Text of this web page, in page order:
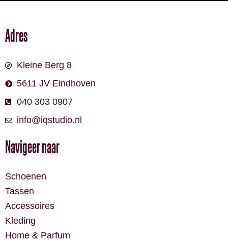
Adres
Kleine Berg 8
5611 JV Eindhoven
040 303 0907
info@iqstudio.nl
Navigeer naar
Schoenen
Tassen
Accessoires
Kleding
Home & Parfum